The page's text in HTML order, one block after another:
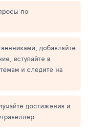
по
добавляйте
вступайте в
и следите на
достижения и